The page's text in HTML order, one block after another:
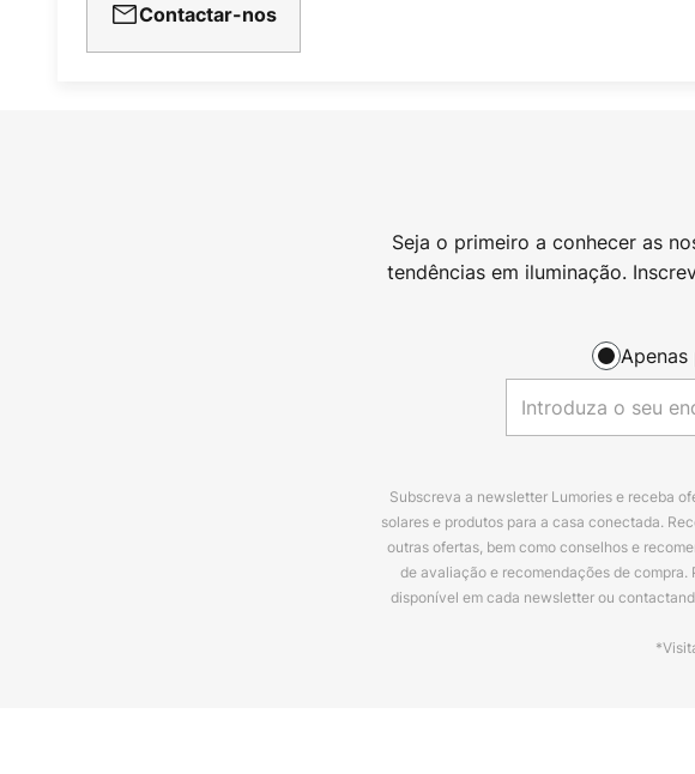
Contactar-nos
Seja o primeiro a conhecer as
tendências em iluminação.
Subscreva a newsletter Lumories e receba
solares e produtos para a casa conectada.
outras ofertas, bem como conselhos e
de avaliação e recomendações de
disponível em cada newsletter ou